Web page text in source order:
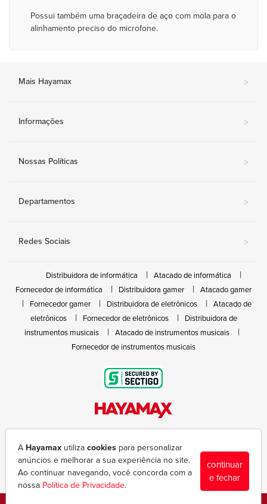
Possui também uma braçadeira de aço com mola para o
alinhamento preciso do microfone.
Mais Hayamax >
Informações >
Nossas Políticas >
Departamentos >
Redes Sociais >
Distribuidora de informática
Atacado de informática
Fornecedor de informática
Distribuidora gamer
Atacado gamer
Fornecedor gamer
Distribuidora de eletrônicos
Atacado de
eletrônicos
Fornecedor de eletrônicos
Distribuidora de
instrumentos musicais
Atacado de instrumentos musicais
Fornecedor de instrumentos musicais
(43) 3377-6600
hayamax@hayamax.com.br
Segunda à sexta das 8:00 às 18:00
A Hayamax utiliza cookies para personalizar
anúncios e melhorar a sua experiência no site.
Ao continuar navegando, você concorda com a
nossa Política de Privacidade.
continuar
e fechar